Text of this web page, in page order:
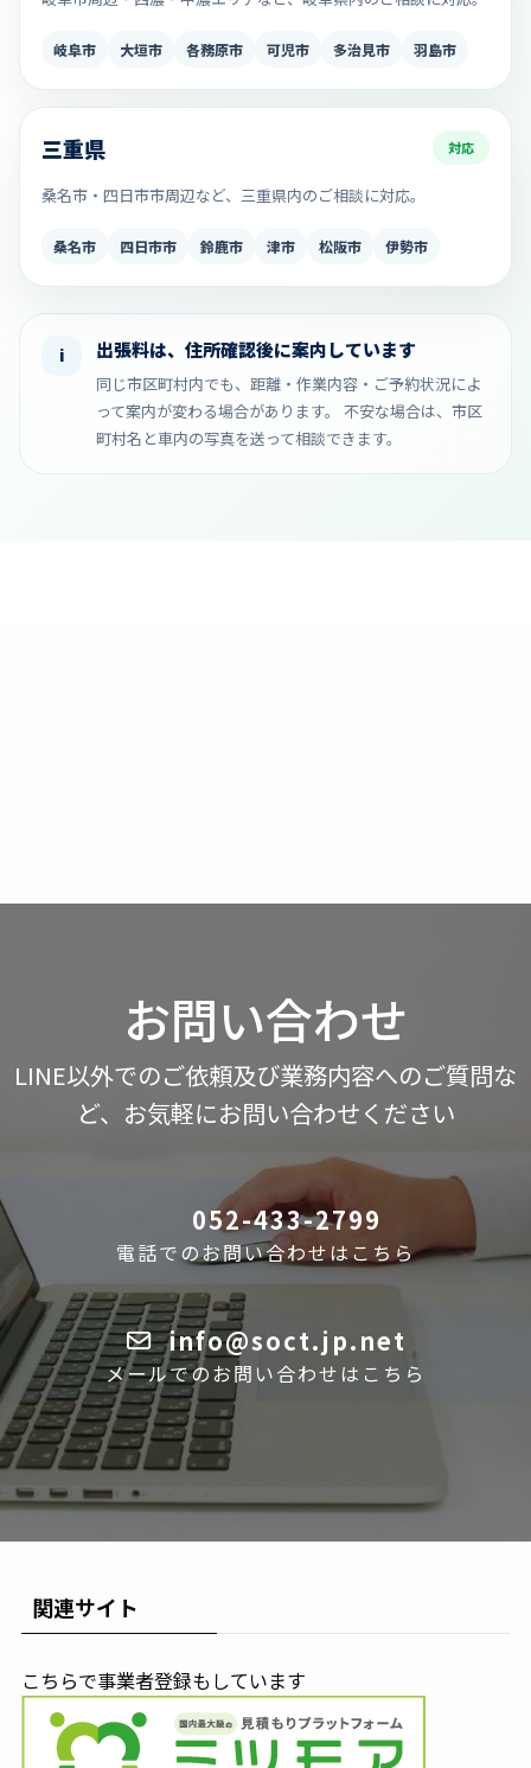
岐阜市 大垣市 各務原市 可児市 多治見市 羽島市
三重県 対応
桑名市・四日市市周辺など、三重県内のご相談に対応。
桑名市 四日市市 鈴鹿市 津市 松阪市 伊勢市
i 出張料は、住所確認後に案内しています
同じ市区町村内でも、距離・作業内容・ご予約状況によ
って案内が変わる場合があります。 不安な場合は、市区
町村名と車内の写真を送って相談できます。
お問い合わせ
LINE以外でのご依頼及び業務内容へのご質問な
ど、お気軽にお問い合わせください
052-433-2799
電話でのお問い合わせはこちら
info@soct.jp.net
メールでのお問い合わせはこちら
関連サイト
こちらで事業者登録もしています